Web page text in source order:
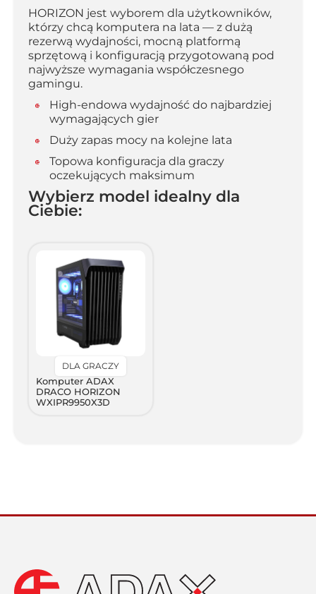
HORIZON jest wyborem dla użytkowników,
którzy chcą komputera na lata — z dużą
rezerwą wydajności, mocną platformą
sprzętową i konfiguracją przygotowaną pod
najwyższe wymagania współczesnego
gamingu.
High-endowa wydajność do najbardziej
wymagających gier
Duży zapas mocy na kolejne lata
Topowa konfiguracja dla graczy
oczekujących maksimum
Wybierz model idealny dla
Ciebie:
DLA GRACZY
Komputer ADAX
DRACO HORIZON
WXIPR9950X3D